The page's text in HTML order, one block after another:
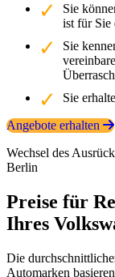
Sie
ist für Sie
Sie
Sie
Angebote erhalten
Wechsel des
Berlin
Preise für
Ihres
Die
Automarken